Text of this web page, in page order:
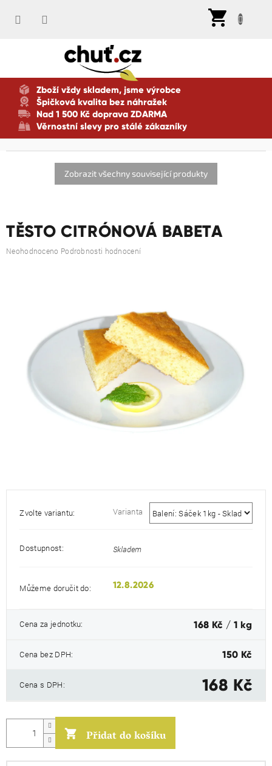
Zboží vždy skladem, jsme výrobce
Špičková kvalita bez náhražek
Nad 1 500 Kč doprava ZDARMA
Věrnostní slevy pro stálé zákazníky
TĚSTO CITRÓNOVÁ BABETA
Průměrné
Neohodnoceno Podrobnosti hodnocení
Zvolte variantu: Varianta
Dostupnost: Skladem
Můžeme doručit do: 12.8.2026
Cena za jednotku:
Měrná
168 Kč / 1 kg
Cena bez DPH: 150 Kč
Cena s DPH: 168 Kč
Přidat do košíku
Zobrazit všechny související produkty